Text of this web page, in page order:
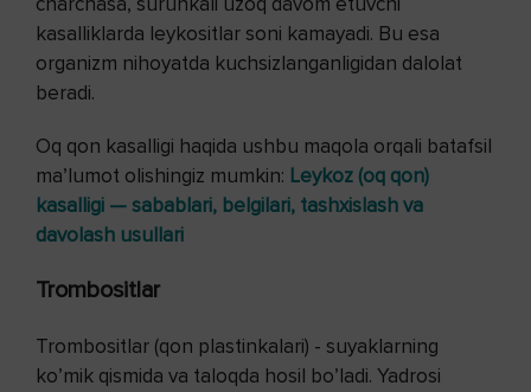
kasalliklarda leykositlar soni kamayadi. Bu esa
organizm nihoyatda kuchsizlanganligidan dalolat
beradi.
Oq qon kasalligi haqida ushbu maqola orqali batafsil
maʼlumot olishingiz mumkin: Leykoz (oq qon)
kasalligi — sabablari, belgilari, tashxislash va
davolash usullari
Trombositlar
Trombositlar (qon plastinkalari) - suyaklarning
ko’mik qismida va taloqda hosil bo’ladi. Yadrosi